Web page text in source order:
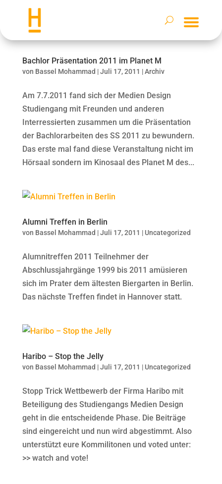
Bachlor Präsentation 2011 im Planet M
von Bassel Mohammad |Juli 17, 2011 |Archiv
Am 7.7.2011 fand sich der Medien Design
Studiengang mit Freunden und anderen
Interressierten zusammen um die Präsentation
der Bachlorarbeiten des SS 2011 zu bewundern.
Das erste mal fand diese Veranstaltung nicht im
Hörsaal sondern im Kinosaal des Planet M des...
Alumni Treffen in Berlin
von Bassel Mohammad |Juli 17, 2011 | Uncategorized
Alumnitreffen 2011 Teilnehmer der
Abschlussjahrgänge 1999 bis 2011 amüsieren
sich im Prater dem ältesten Biergarten in Berlin.
Das nächste Treffen findet in Hannover statt.
Haribo – Stop the Jelly
von Bassel Mohammad |Juli 17, 2011 | Uncategorized
Stopp Trick Wettbewerb der Firma Haribo mit
Beteiligung des Studiengangs Medien Design
geht in die entscheidende Phase. Die Beiträge
sind eingereicht und nun wird abgestimmt. Also
unterstützt eure Kommilitonen und voted unter:
>> watch and vote!